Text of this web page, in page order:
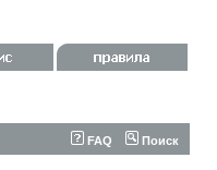
FAQ Поиск